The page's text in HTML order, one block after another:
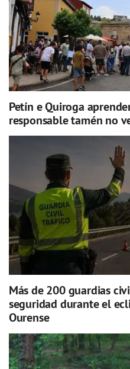
Petín e Quiroga
responsable tamén no
Más de 200 guardias
seguridad durante el
Ourense